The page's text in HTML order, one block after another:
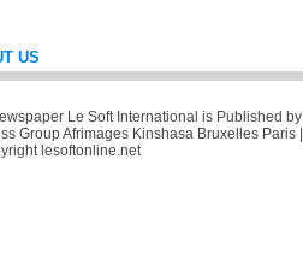
US
Le Soft International is Published by
Group Afrimages Kinshasa Bruxelles Paris |
lesoftonline.net